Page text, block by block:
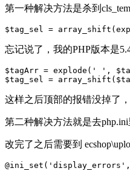
第一种解决方法是杀到
忘记说了，我的PHP版本是
$tagArr = explode(' ',
这样之后顶部的报错没掉了
第二种解决方法就是去
改完了之后需要到